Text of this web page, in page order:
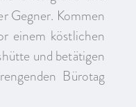
Gegner. Kommen
einem köstlichen
und betätigen
Bürotag